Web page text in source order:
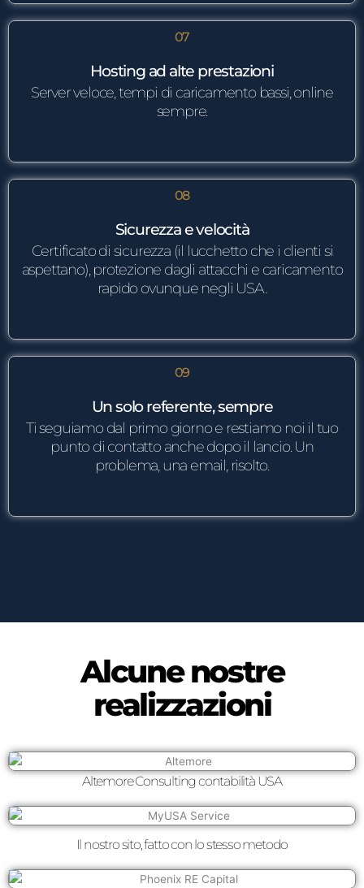
07
Hosting ad alte prestazioni
Server veloce, tempi di caricamento bassi, online
sempre.
08
Sicurezza e velocità
Certificato di sicurezza (il lucchetto che i clienti si
aspettano), protezione dagli attacchi e caricamento
rapido ovunque negli USA.
09
Un solo referente, sempre
Ti seguiamo dal primo giorno e restiamo noi il tuo
punto di contatto anche dopo il lancio. Un
problema, una email, risolto.
Alcune nostre
realizzazioni
Altemore Consulting contabilità USA
Il nostro sito, fatto con lo stesso metodo